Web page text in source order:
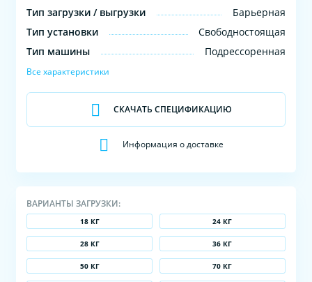
Тип загрузки / выгрузки
Барьерная
Тип установки
Свободностоящая
Тип машины
Подрессоренная
Все характеристики
СКАЧАТЬ СПЕЦИФИКАЦИЮ
Информация о доставке
ВАРИАНТЫ ЗАГРУЗКИ:
18 КГ 24 КГ
28 КГ 36 КГ
50 КГ 70 КГ